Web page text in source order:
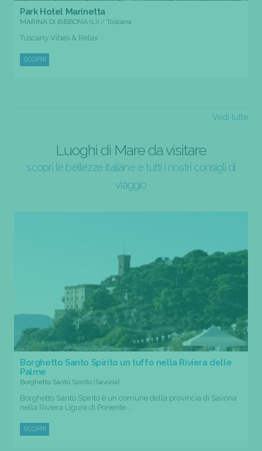
Park Hotel Marinetta
MARINA DI BIBBONA (LI) / Toscana
Tuscany Vibes & Relax
SCOPRI
Vedi tutte
Luoghi di Mare da visitare
scopri le bellezze italiane e tutti i nostri consigli di
viaggio
Borghetto Santo Spirito un tuffo nella Riviera delle
Palme
Borghetto Santo Spirito (Savona)
Borghetto Santo Spirito è un comune della provincia di Savona
nella Riviera Ligure di Ponente....
SCOPRI